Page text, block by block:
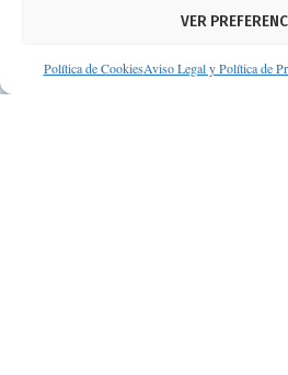
VER
Política de CookiesAviso Legal y Política de
Protección de datos
Suscripción a Newsletter